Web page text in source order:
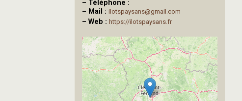
– Téléphone :
– Mail : ilotspaysans@gmail.com
– Web : https://ilotspaysans.fr